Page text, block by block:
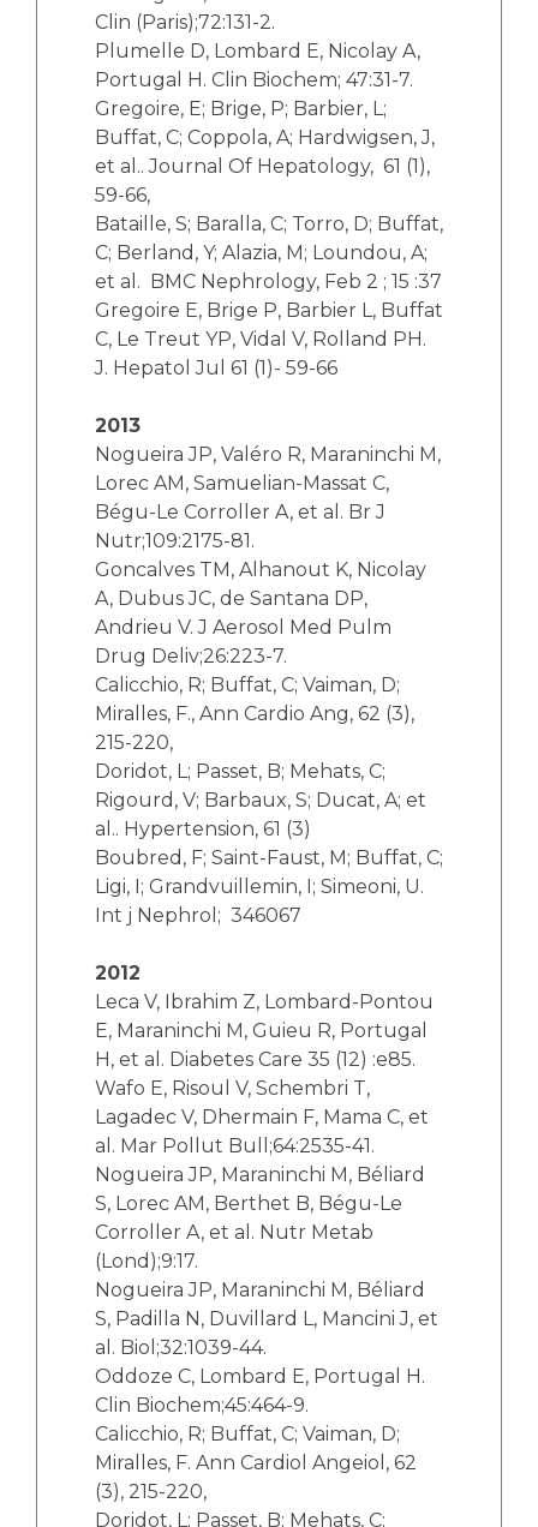
Clin (Paris);72:131-2.
Plumelle D, Lombard E, Nicolay A,
Portugal H. Clin Biochem; 47:31-7.
Gregoire, E; Brige, P; Barbier, L;
Buffat, C; Coppola, A; Hardwigsen, J,
et al.. Journal Of Hepatology, 61 (1),
59-66,
Bataille, S; Baralla, C; Torro, D; Buffat,
C; Berland, Y; Alazia, M; Loundou, A;
et al. BMC Nephrology, Feb 2 ; 15 :37
Gregoire E, Brige P, Barbier L, Buffat
C, Le Treut YP, Vidal V, Rolland PH.
J. Hepatol Jul 61 (1)- 59-66
2013
Nogueira JP, Valéro R, Maraninchi M,
Lorec AM, Samuelian-Massat C,
Bégu-Le Corroller A, et al. Br J
Nutr;109:2175-81.
Goncalves TM, Alhanout K, Nicolay
A, Dubus JC, de Santana DP,
Andrieu V. J Aerosol Med Pulm
Drug Deliv;26:223-7.
Calicchio, R; Buffat, C; Vaiman, D;
Miralles, F., Ann Cardio Ang, 62 (3),
215-220,
Doridot, L; Passet, B; Mehats, C;
Rigourd, V; Barbaux, S; Ducat, A; et
al.. Hypertension, 61 (3)
Boubred, F; Saint-Faust, M; Buffat, C;
Ligi, I; Grandvuillemin, I; Simeoni, U.
Int j Nephrol; 346067
2012
Leca V, Ibrahim Z, Lombard-Pontou
E, Maraninchi M, Guieu R, Portugal
H, et al. Diabetes Care 35 (12) :e85.
Wafo E, Risoul V, Schembri T,
Lagadec V, Dhermain F, Mama C, et
al. Mar Pollut Bull;64:2535-41.
Nogueira JP, Maraninchi M, Béliard
S, Lorec AM, Berthet B, Bégu-Le
Corroller A, et al. Nutr Metab
(Lond);9:17.
Nogueira JP, Maraninchi M, Béliard
S, Padilla N, Duvillard L, Mancini J, et
al. Biol;32:1039-44.
Oddoze C, Lombard E, Portugal H.
Clin Biochem;45:464-9.
Calicchio, R; Buffat, C; Vaiman, D;
Miralles, F. Ann Cardiol Angeiol, 62
(3), 215-220,
Doridot, L; Passet, B; Mehats, C;